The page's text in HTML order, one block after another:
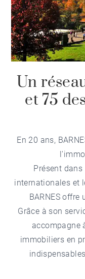
Un
et 75
En 20 ans,
Présent
internationales et
BARNES offre
Grâce à son
accompagne
immobiliers en